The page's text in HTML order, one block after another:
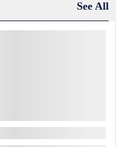
See All